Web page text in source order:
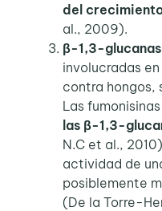
del
al., 2009).
β-1,3-
involucradas en
contra hongos,
Las fumonisinas
las β-1,3-
N.C et al.,
actividad de
posiblemente
(De la Torre-